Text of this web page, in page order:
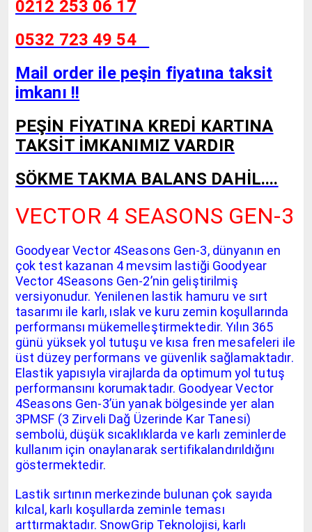
0212 253 06 17
0532 723 49 54
Mail order ile peşin fiyatına taksit
imkanı !!
PEŞİN FİYATINA KREDİ KARTINA
TAKSİT İMKANIMIZ VARDIR
SÖKME TAKMA BALANS DAHİL....
VECTOR 4 SEASONS GEN-3
Goodyear Vector 4Seasons Gen-3, dünyanın en
çok test kazanan 4 mevsim lastiği Goodyear
Vector 4Seasons Gen-2’nin geliştirilmiş
versiyonudur. Yenilenen lastik hamuru ve sırt
tasarımı ile karlı, ıslak ve kuru zemin koşullarında
performansı mükemelleştirmektedir. Yılın 365
günü yüksek yol tutuşu ve kısa fren mesafeleri ile
üst düzey performans ve güvenlik sağlamaktadır.
Elastik yapısıyla virajlarda da optimum yol tutuş
performansını korumaktadır. Goodyear Vector
4Seasons Gen-3’ün yanak bölgesinde yer alan
3PMSF (3 Zirveli Dağ Üzerinde Kar Tanesi)
sembolü, düşük sıcaklıklarda ve karlı zeminlerde
kullanım için onaylanarak sertifikalandırıldığını
göstermektedir.
Lastik sırtının merkezinde bulunan çok sayıda
kılcal, karlı koşullarda zeminle teması
arttırmaktadır. SnowGrip Teknolojisi, karlı